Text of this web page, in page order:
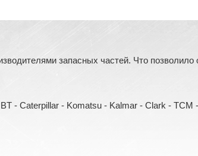
запасных частей. Что позволило
- Caterpillar - Komatsu - Kalmar - Clark - TCM